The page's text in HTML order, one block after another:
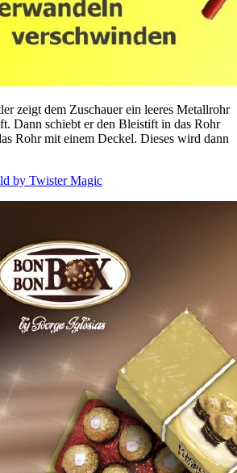
zeigt dem Zuschauer ein leeres Metallrohr
Dann schiebt er den Bleistift in das Rohr
Rohr mit einem Deckel. Dieses wird dann
by Twister Magic